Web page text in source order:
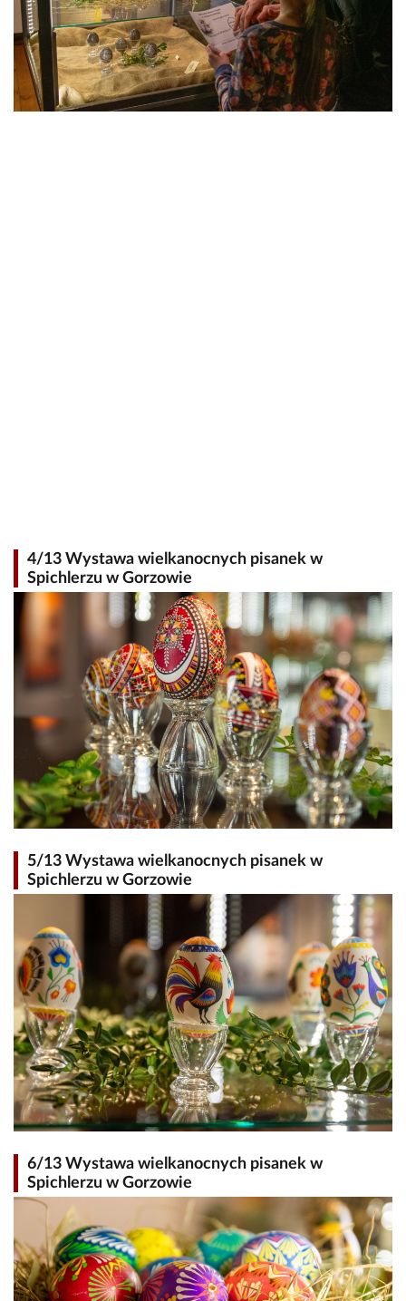
4/13 Wystawa wielkanocnych pisanek w
Spichlerzu w Gorzowie
5/13 Wystawa wielkanocnych pisanek w
Spichlerzu w Gorzowie
6/13 Wystawa wielkanocnych pisanek w
Spichlerzu w Gorzowie